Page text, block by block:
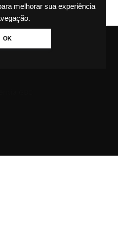
melhorar sua experiência
OK os direitos reservados.
GBC